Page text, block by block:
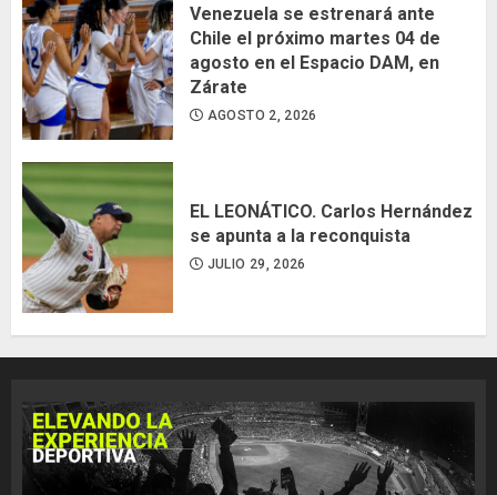
Venezuela se estrenará ante
Chile el próximo martes 04 de
agosto en el Espacio DAM, en
Zárate
AGOSTO 2, 2026
EL LEONÁTICO. Carlos Hernández
se apunta a la reconquista
JULIO 29, 2026